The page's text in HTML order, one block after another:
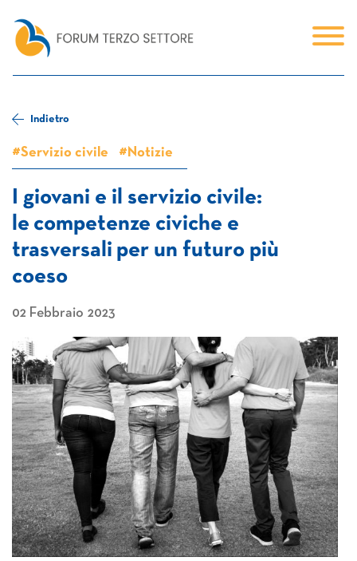
Indietro
#Servizio civile #Notizie
I giovani e il servizio civile:
le competenze civiche e
trasversali per un futuro più
coeso
02 Febbraio 2023